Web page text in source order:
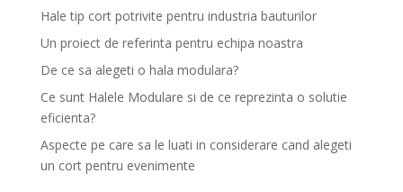
Hale tip cort potrivite pentru industria bauturilor
Un proiect de referinta pentru echipa noastra
De ce sa alegeti o hala modulara?
Ce sunt Halele Modulare si de ce reprezinta o solutie
eficienta?
Aspecte pe care sa le luati in considerare cand alegeti
un cort pentru evenimente